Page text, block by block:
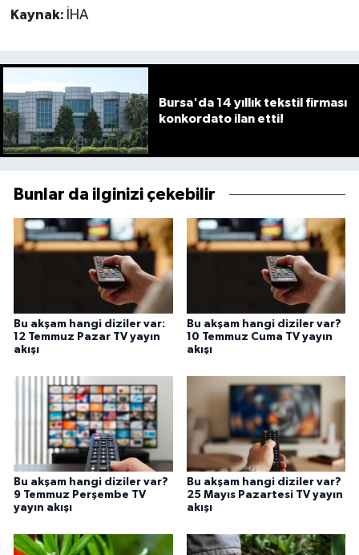
Kaynak: İHA
Bursa'da 14 yıllık tekstil firması
konkordato ilan etti!
Bunlar da ilginizi çekebilir
Bu akşam hangi diziler var:
12 Temmuz Pazar TV yayın
akışı
Bu akşam hangi diziler var?
10 Temmuz Cuma TV yayın
akışı
Bu akşam hangi diziler var?
9 Temmuz Perşembe TV
yayın akışı
Bu akşam hangi diziler var?
25 Mayıs Pazartesi TV yayın
akışı